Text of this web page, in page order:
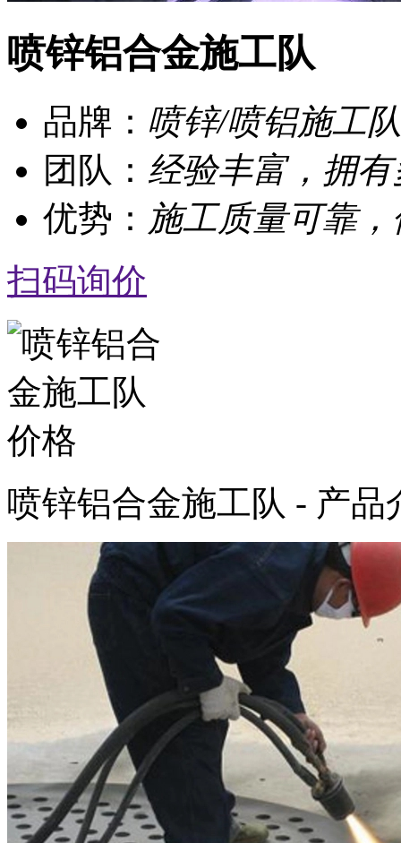
喷锌铝合金施工队
品牌： 喷锌/喷铝施工队
团队： 经验丰富，拥
优势： 施工质量可靠
扫码询价
喷锌铝合金施工队 - 产品